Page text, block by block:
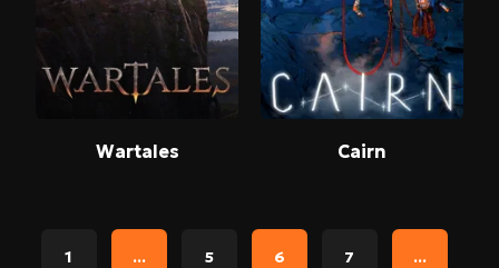
Wartales Cairn
1 ... 5 6 7 ...